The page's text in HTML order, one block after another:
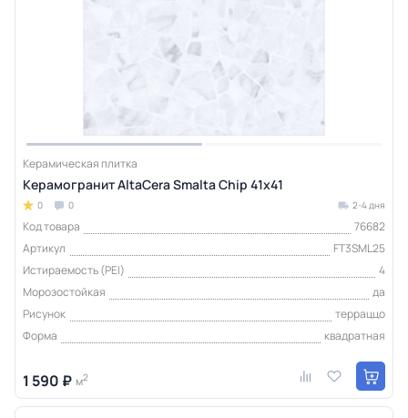
Керамическая плитка
Керамогранит AltaCera Smalta Chip 41х41
0 0 2-4 дня
Код товара
76682
Артикул
FT3SML25
Истираемость (PEI)
4
Морозостойкая
да
Рисунок
терраццо
Форма
квадратная
1 590 ₽ м2